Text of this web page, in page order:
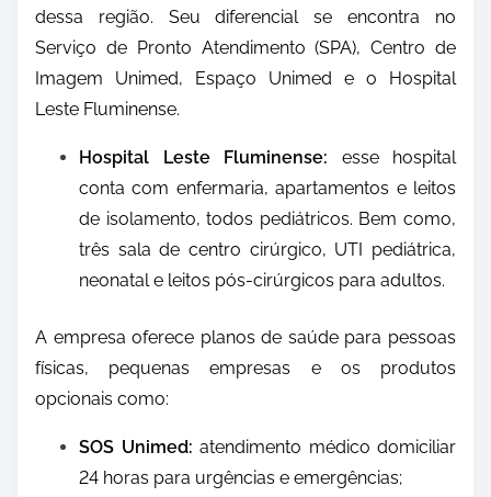
dessa região. Seu diferencial se encontra no
Serviço de Pronto Atendimento (SPA), Centro de
Imagem Unimed, Espaço Unimed e o Hospital
Leste Fluminense.
Hospital Leste Fluminense: esse hospital
conta com enfermaria, apartamentos e leitos
de isolamento, todos pediátricos. Bem como,
três sala de centro cirúrgico, UTI pediátrica,
neonatal e leitos pós-cirúrgicos para adultos.
A empresa oferece planos de saúde para pessoas
físicas, pequenas empresas e os produtos
opcionais como:
SOS Unimed: atendimento médico domiciliar
24 horas para urgências e emergências;